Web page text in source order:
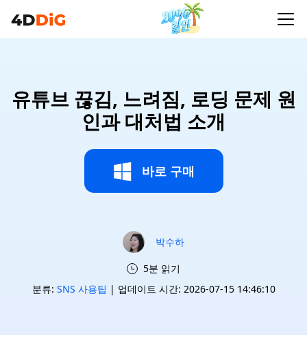
유튜브 끊김, 느려짐, 로딩 문제 원
인과 대처법 소개
바로 구매
박수하
5분 읽기
분류: SNS 사용팁 | 업데이트 시간: 2026-07-15 14:46:10